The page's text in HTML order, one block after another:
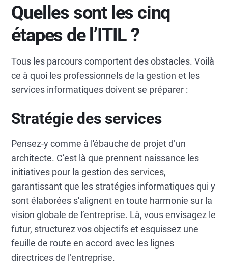
Quelles sont les cinq
étapes de l’ITIL ?
Tous les parcours comportent des obstacles. Voilà
ce à quoi les professionnels de la gestion et les
services informatiques doivent se préparer :
Stratégie des services
Pensez-y comme à l'ébauche de projet d’un
architecte. C’est là que prennent naissance les
initiatives pour la gestion des services,
garantissant que les stratégies informatiques qui y
sont élaborées s'alignent en toute harmonie sur la
vision globale de l’entreprise. Là, vous envisagez le
futur, structurez vos objectifs et esquissez une
feuille de route en accord avec les lignes
directrices de l’entreprise.